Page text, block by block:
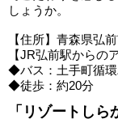
しょうか。
【住所】青森県弘
【JR弘前駅からの
◆バス：土手町循
◆徒歩：約20分
「リゾートし